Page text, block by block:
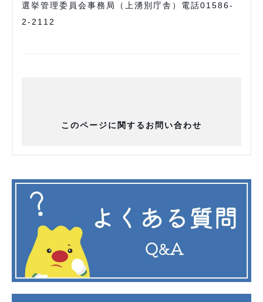
選挙管理委員会事務局（上湧別庁舎）電話01586-
2-2112
このページに関するお問い合わせ